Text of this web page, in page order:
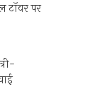
टॉवर पर